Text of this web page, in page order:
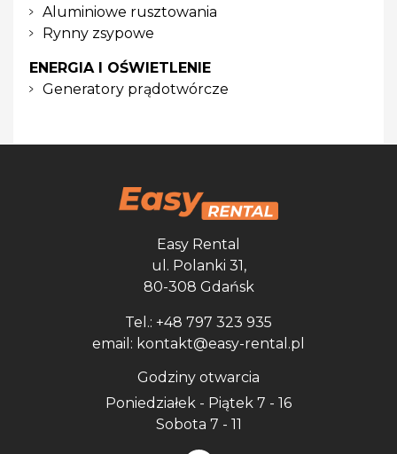
Aluminiowe rusztowania
Rynny zsypowe
ENERGIA I OŚWIETLENIE
Generatory prądotwórcze
Easy Rental
ul. Polanki 31,
80-308 Gdańsk
Tel.: +48 797 323 935
email: kontakt@easy-rental.pl
Godziny otwarcia
Poniedziałek - Piątek 7 - 16
Sobota 7 - 11